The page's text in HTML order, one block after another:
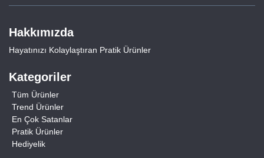
Hakkımızda
Hayatınızı Kolaylaştıran Pratik Ürünler
Kategoriler
Tüm Ürünler
Trend Ürünler
En Çok Satanlar
Pratik Ürünler
Hediyelik